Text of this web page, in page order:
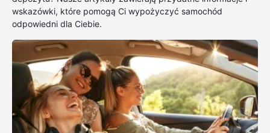
wskazówki, które pomogą Ci wypożyczyć samochód
odpowiedni dla Ciebie.